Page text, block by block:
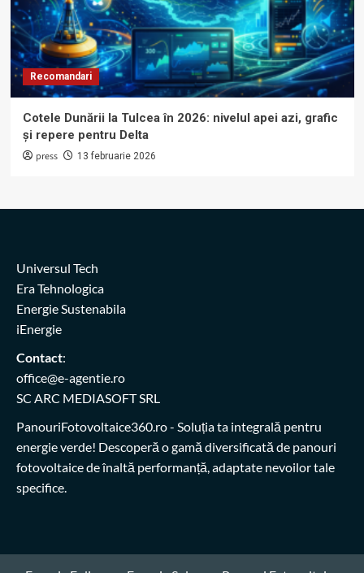
Recomandari
Cotele Dunării la Tulcea în 2026: nivelul apei azi, grafic
și repere pentru Delta
press 13 februarie 2026
Universul Tech
Era Tehnologica
Energie Sustenabila
iEnergie
Contact:
office@e-agentie.ro
SC ARC MEDIASOFT SRL
PanouriFotovoltaice360.ro- Soluția ta integrală pentru
energie verde! Descoperă o gamă diversificată de panouri
fotovoltaice de înaltă performanță, adaptate nevoilor tale
specifice.